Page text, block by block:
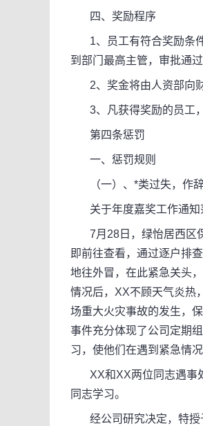
四、奖励程序
1、员工有符合奖励条件
到部门最高主管，审批通过
2、奖金将由人资部向财
3、凡获得奖励的员工，
第四条惩罚
一、惩罚规则
（一）、*类过失，作辞
关于年度嘉奖工作通知
7月28日，绿怡居西区保
即前往查看，通过逐户排
地往外冒，在此紧急关头
情况后，XX不顾天气炎热
场重大火灾事故的发生，
事件充分体现了公司定期
习，使他们在遇到紧急情
XX和XX两位同志遇事处
同志学习。
经公司研究决定，特授